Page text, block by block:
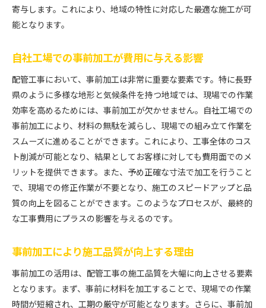
寄与します。これにより、地域の特性に対応した最適な施工が可
能となります。
自社工場での事前加工が費用に与える影響
配管工事において、事前加工は非常に重要な要素です。特に長野
県のように多様な地形と気候条件を持つ地域では、現場での作業
効率を高めるためには、事前加工が欠かせません。自社工場での
事前加工により、材料の無駄を減らし、現場での組み立て作業を
スムーズに進めることができます。これにより、工事全体のコス
ト削減が可能となり、結果としてお客様に対しても費用面でのメ
リットを提供できます。また、予め正確な寸法で加工を行うこと
で、現場での修正作業が不要となり、施工のスピードアップと品
質の向上を図ることができます。このようなプロセスが、最終的
な工事費用にプラスの影響を与えるのです。
事前加工により施工品質が向上する理由
事前加工の活用は、配管工事の施工品質を大幅に向上させる要素
となります。まず、事前に材料を加工することで、現場での作業
時間が短縮され、工期の厳守が可能となります。さらに、事前加